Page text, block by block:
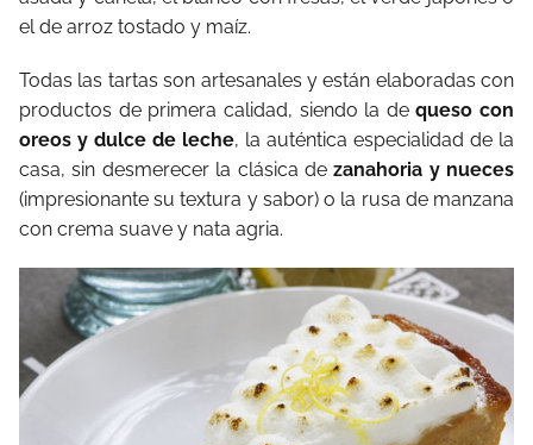
el de arroz tostado y maíz.
Todas las tartas son artesanales y están elaboradas con
productos de primera calidad, siendo la dequeso con
oreos y dulce de leche, la auténtica especialidad de la
casa, sin desmerecer la clásica dezanahoria y nueces
(impresionante su textura y sabor) o la rusa de manzana
con crema suave y nata agria.